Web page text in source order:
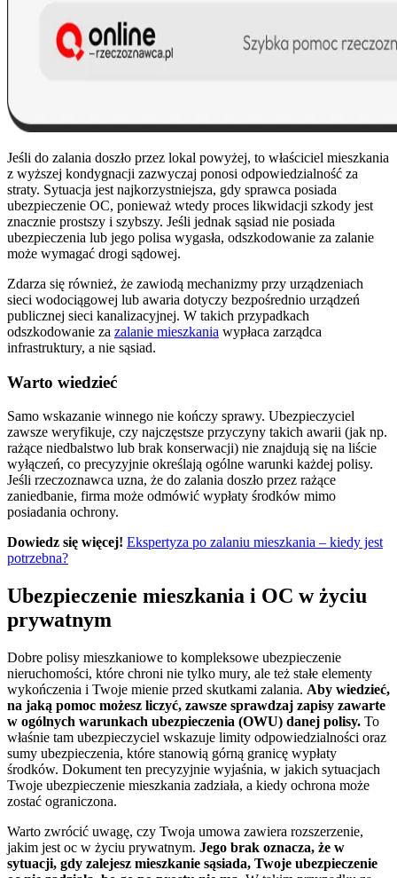
Jeśli do zalania doszło przez lokal powyżej, to właściciel mieszkania
z wyższej kondygnacji zazwyczaj ponosi odpowiedzialność za
straty. Sytuacja jest najkorzystniejsza, gdy sprawca posiada
ubezpieczenie OC, ponieważ wtedy proces likwidacji szkody jest
znacznie prostszy i szybszy. Jeśli jednak sąsiad nie posiada
ubezpieczenia lub jego polisa wygasła, odszkodowanie za zalanie
może wymagać drogi sądowej.
Zdarza się również, że zawiodą mechanizmy przy urządzeniach
sieci wodociągowej lub awaria dotyczy bezpośrednio urządzeń
publicznej sieci kanalizacyjnej. W takich przypadkach
odszkodowanie za zalanie mieszkania wypłaca zarządca
infrastruktury, a nie sąsiad.
Warto wiedzieć
Samo wskazanie winnego nie kończy sprawy. Ubezpieczyciel
zawsze weryfikuje, czy najczęstsze przyczyny takich awarii (jak np.
rażące niedbalstwo lub brak konserwacji) nie znajdują się na liście
wyłączeń, co precyzyjnie określają ogólne warunki każdej polisy.
Jeśli rzeczoznawca uzna, że do zalania doszło przez rażące
zaniedbanie, firma może odmówić wypłaty środków mimo
posiadania ochrony.
Dowiedz się więcej! Ekspertyza po zalaniu mieszkania – kiedy jest
potrzebna?
Ubezpieczenie mieszkania i OC w życiu
prywatnym
Dobre polisy mieszkaniowe to kompleksowe ubezpieczenie
nieruchomości, które chroni nie tylko mury, ale też stałe elementy
wykończenia i Twoje mienie przed skutkami zalania. Aby wiedzieć,
na jaką pomoc możesz liczyć, zawsze sprawdzaj zapisy zawarte
w ogólnych warunkach ubezpieczenia (OWU) danej polisy. To
właśnie tam ubezpieczyciel wskazuje limity odpowiedzialności oraz
sumy ubezpieczenia, które stanowią górną granicę wypłaty
środków. Dokument ten precyzyjnie wyjaśnia, w jakich sytuacjach
Twoje ubezpieczenie mieszkania zadziała, a kiedy ochrona może
zostać ograniczona.
Warto zwrócić uwagę, czy Twoja umowa zawiera rozszerzenie,
jakim jest oc w życiu prywatnym. Jego brak oznacza, że w
sytuacji, gdy zalejesz mieszkanie sąsiada, Twoje ubezpieczenie